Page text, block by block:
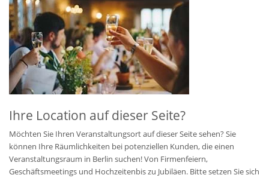
Ihre Location auf dieser Seite?
Möchten Sie Ihren Veranstaltungsort auf dieser Seite sehen? Sie
können Ihre Räumlichkeiten bei potenziellen Kunden, die einen
Veranstaltungsraum in Berlin suchen! Von Firmenfeiern,
Geschäftsmeetings und Hochzeitenbis zu Jubiläen. Bitte setzen Sie sich